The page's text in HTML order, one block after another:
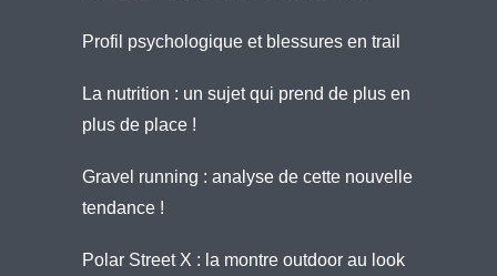
Profil psychologique et blessures en trail
La nutrition : un sujet qui prend de plus en
plus de place !
Gravel running : analyse de cette nouvelle
tendance !
Polar Street X : la montre outdoor au look